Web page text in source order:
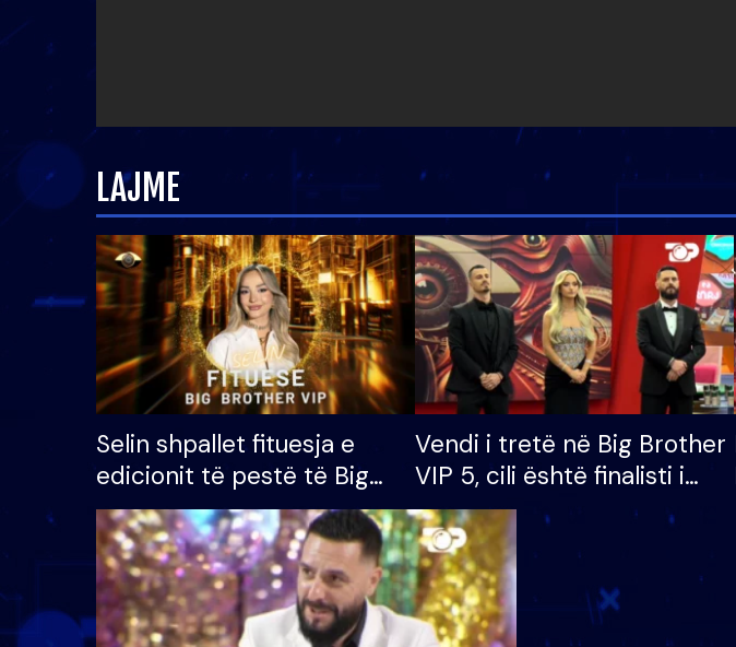
LAJME
Selin shpallet fituesja e
edicionit të pestë të Big
Brother VIP, rrëmben
çmimin e madh prej 100
mijë eurosh
Vendi i tretë në Big Brother
VIP 5, cili është finalisti i
radhës që lë shtëpinë